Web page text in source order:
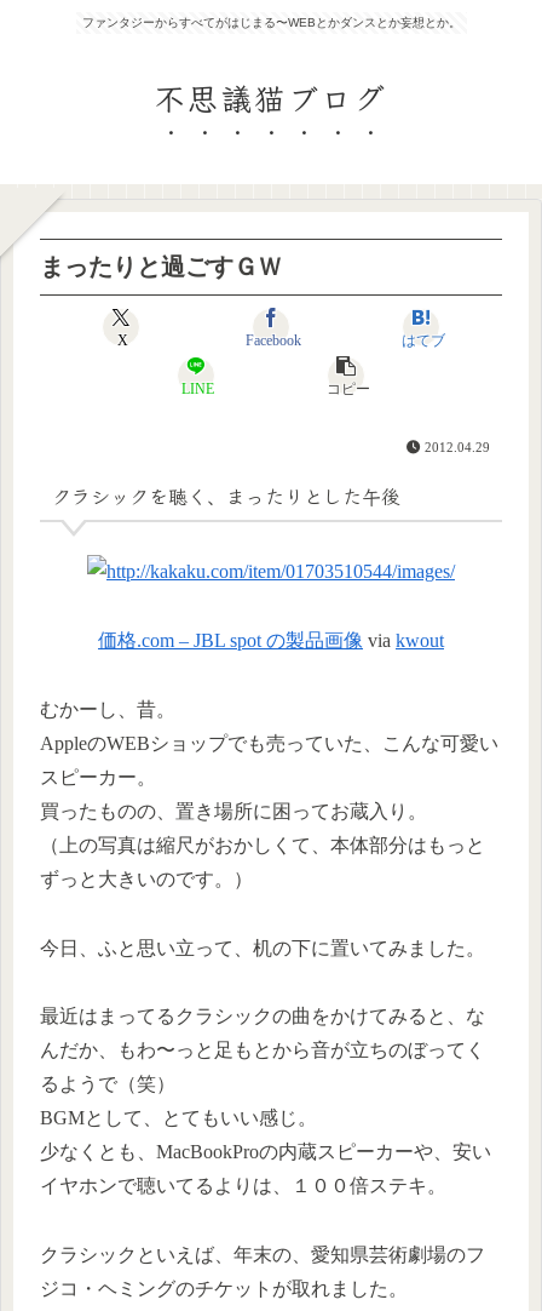
ファンタジーからすべてがはじまる〜WEBとかダンスとか妄想とか。
不思議猫ブログ
まったりと過ごすＧＷ
X Facebook はてブ
LINE コピー
2012.04.29
クラシックを聴く、まったりとした午後
価格.com – JBL spot の製品画像 via kwout
むかーし、昔。
AppleのWEBショップでも売っていた、こんな可愛い
スピーカー。
買ったものの、置き場所に困ってお蔵入り。
（上の写真は縮尺がおかしくて、本体部分はもっと
ずっと大きいのです。）
今日、ふと思い立って、机の下に置いてみました。
最近はまってるクラシックの曲をかけてみると、な
んだか、もわ〜っと足もとから音が立ちのぼってく
るようで（笑）
BGMとして、とてもいい感じ。
少なくとも、MacBookProの内蔵スピーカーや、安い
イヤホンで聴いてるよりは、１００倍ステキ。
クラシックといえば、年末の、愛知県芸術劇場のフ
ジコ・ヘミングのチケットが取れました。